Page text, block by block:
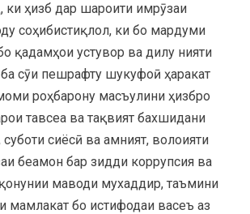
ки ҳизб дар шароити имрӯзаи
соҳибистиқлол, ки бо мардуми
қадамҳои устувор ва дилу нияти
сӯи пешрафту шукуфоӣ ҳаракат
роҳбарону масъулини ҳизбро
тавсеа ва тақвият бахшидани
сиёсӣ ва амният, волоияти
беамон бар зидди коррупсия ва
маводи мухаддир, таъмини
мамлакат бо истифодаи васеъ аз